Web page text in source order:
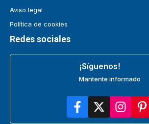
Aviso legal
Política de cookies
Redes sociales
¡Síguenos!
Mantente informado